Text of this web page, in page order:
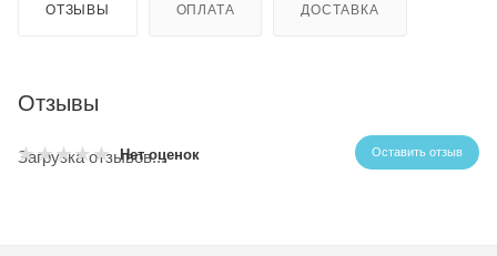
ОТЗЫВЫ ОПЛАТА ДОСТАВКА
Отзывы
Нет оценок Оставить отзыв
Загрузка отзывов...